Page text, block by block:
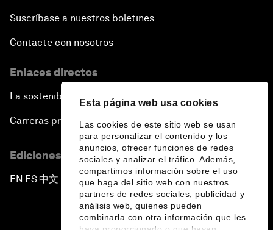
Esta página web usa cookies
Las cookies de este sitio web se usan
para personalizar el contenido y los
anuncios, ofrecer funciones de redes
sociales y analizar el tráfico. Además,
compartimos información sobre el uso
que haga del sitio web con nuestros
partners de redes sociales, publicidad y
análisis web, quienes pueden
combinarla con otra información que les
Suscríbase a nuestros boletines
Contacte con nosotros
Enlaces directos
La sostenibilidad en el Foro
Carreras profesionales
Ediciones en otros idiomas
EN ▪ES▪中文▪ 日本語